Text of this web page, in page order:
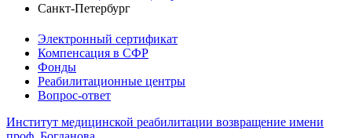
Санкт-Петербург
Электронный сертификат
Компенсация в СФР
Фонды
Реабилитационные центры
Вопрос-ответ
Институт медицинской реабилитации возвращение имени